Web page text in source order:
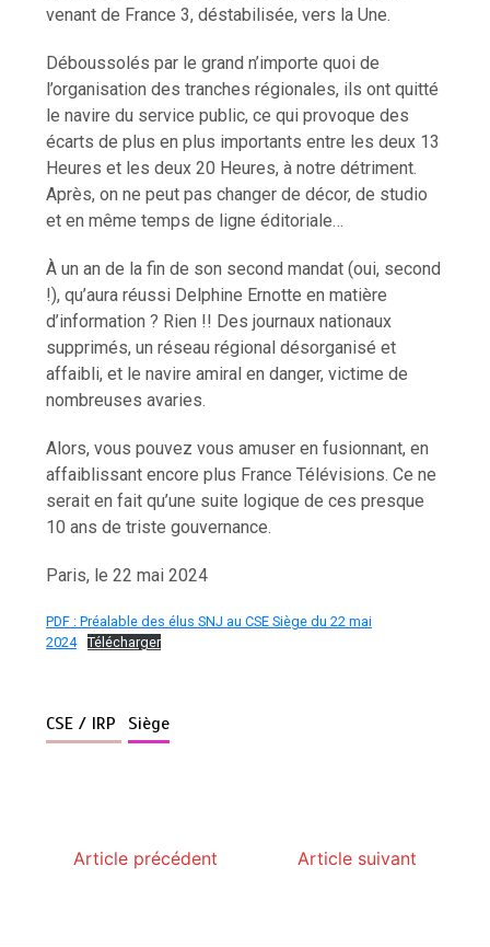
venant de France 3, déstabilisée, vers la Une.
Déboussolés par le grand n’importe quoi de
l’organisation des tranches régionales, ils ont quitté
le navire du service public, ce qui provoque des
écarts de plus en plus importants entre les deux 13
Heures et les deux 20 Heures, à notre détriment.
Après, on ne peut pas changer de décor, de studio
et en même temps de ligne éditoriale…
À un an de la fin de son second mandat (oui, second
!), qu’aura réussi Delphine Ernotte en matière
d’information ? Rien !! Des journaux nationaux
supprimés, un réseau régional désorganisé et
affaibli, et le navire amiral en danger, victime de
nombreuses avaries.
Alors, vous pouvez vous amuser en fusionnant, en
affaiblissant encore plus France Télévisions. Ce ne
serait en fait qu’une suite logique de ces presque
10 ans de triste gouvernance.
Paris, le 22 mai 2024
PDF : Préalable des élus SNJ au CSE Siège du 22 mai
2024
Télécharger
CSE / IRP Siège
Article précédent Article suivant